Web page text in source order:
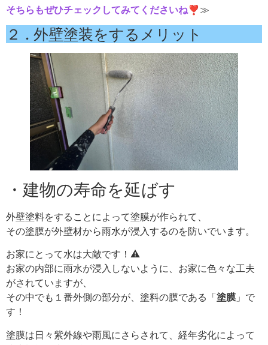
そちらもぜひチェックしてみてくださいね❣≫
２ . 外壁塗装をするメリット
・建物の寿命を延ばす
外壁塗料をすることによって塗膜が作られて、
その塗膜が外壁材から雨水が浸入するのを防いでいます。
お家にとって水は大敵です！⚠
お家の内部に雨水が浸入しないように、お家に色々な工夫
がされていますが、
その中でも１番外側の部分が、塗料の膜である「塗膜 」で
す！
塗膜は日々紫外線や雨風にさらされて、経年劣化によって